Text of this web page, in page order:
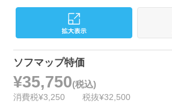
ソフマップ特価
¥35,750(税込)
消費税¥3,250 税抜¥32,500